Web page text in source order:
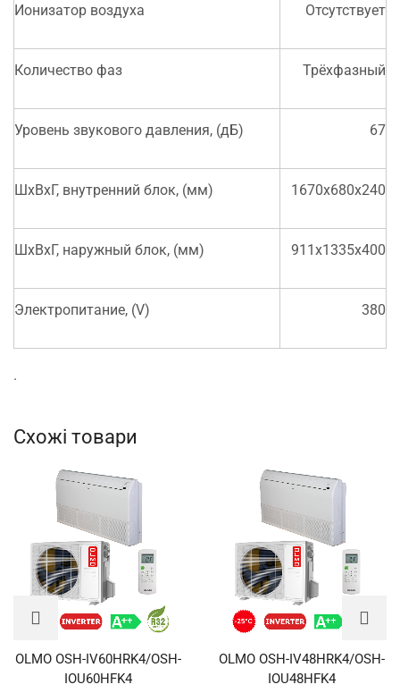
Ионизатор воздуха Отсутствует
Количество фаз Трёхфазный
Уровень звукового давления, (дБ) 67
ШхВхГ, внутренний блок, (мм) 1670х680х240
ШхВхГ, наружный блок, (мм) 911х1335х400
Электропитание, (V) 380
·
Схожі товари
OLMO OSH-IV60HRK4/OSH-
IOU60HFK4
OLMO OSH-IV48HRK4/OSH-
IOU48HFK4